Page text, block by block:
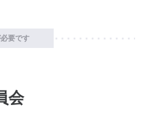
要です
会